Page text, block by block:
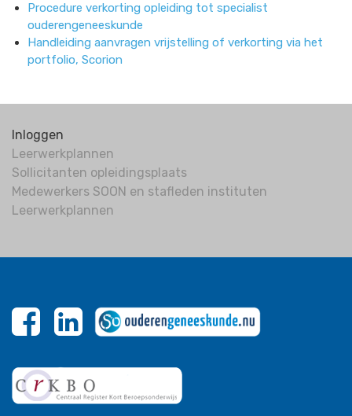
Procedure verkorting opleiding tot specialist
ouderengeneeskunde
Handleiding aanvragen vrijstelling of verkorting via het
portfolio, Scorion
Inloggen
Leerwerkplannen
Sollicitanten opleidingsplaats
Medewerkers SOON en stafleden instituten
Leerwerkplannen